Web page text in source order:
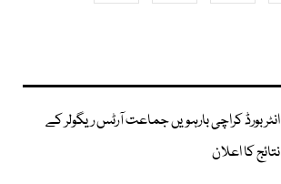
انٹر بورڈ کراچی بارہویں جماعت آرٹس ریگولر کے
نتائج کا اعلان